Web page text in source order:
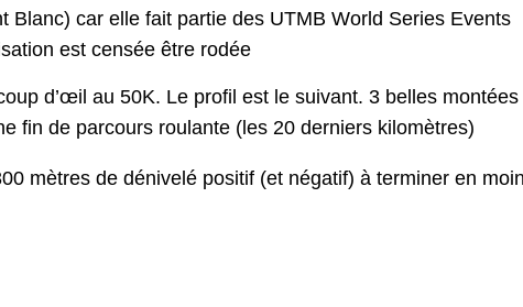
Blanc) car elle fait partie des UTMB World Series Events
est censée être rodée
d’œil au 50K. Le profil est le suivant. 3 belles
fin de parcours roulante (les 20 derniers kilomètres)
mètres de dénivelé positif (et négatif) à terminer en